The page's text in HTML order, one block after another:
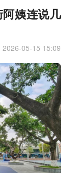
姨连说几
2026-05-15 15:09